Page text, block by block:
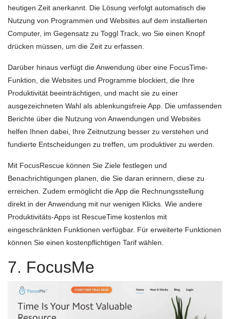
heutigen Zeit anerkannt. Die Lösung verfolgt automatisch die
Nutzung von Programmen und Websites auf dem installierten
Computer, im Gegensatz zu Toggl Track, wo Sie einen Knopf
drücken müssen, um die Zeit zu erfassen.
Darüber hinaus verfügt die Anwendung über eine FocusTime-
Funktion, die Websites und Programme blockiert, die Ihre
Produktivität beeinträchtigen, und macht sie zu einer
ausgezeichneten Wahl als ablenkungsfreie App. Die umfassenden
Berichte über die Nutzung von Anwendungen und Websites
helfen Ihnen dabei, Ihre Zeitnutzung besser zu verstehen und
fundierte Entscheidungen zu treffen, um produktiver zu werden.
Mit FocusRescue können Sie Ziele festlegen und
Benachrichtigungen planen, die Sie daran erinnern, diese zu
erreichen. Zudem ermöglicht die App die Rechnungsstellung
direkt in der Anwendung mit nur wenigen Klicks. Wie andere
Produktivitäts-Apps ist RescueTime kostenlos mit
eingeschränkten Funktionen verfügbar. Für erweiterte Funktionen
können Sie einen kostenpflichtigen Tarif wählen.
7. FocusMe